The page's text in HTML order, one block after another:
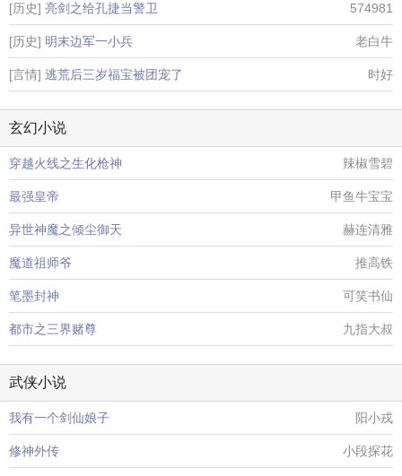
[历史] 亮剑之给孔捷当警卫 574981
[历史] 明末边军一小兵 老白牛
[言情] 逃荒后三岁福宝被团宠了 时好
玄幻小说
穿越火线之生化枪神 辣椒雪碧
最强皇帝 甲鱼牛宝宝
异世神魔之倾尘御天 赫连清雅
魔道祖师爷 推高铁
笔墨封神 可笑书仙
都市之三界赌尊 九指大叔
武侠小说
我有一个剑仙娘子 阳小戎
修神外传 小段探花